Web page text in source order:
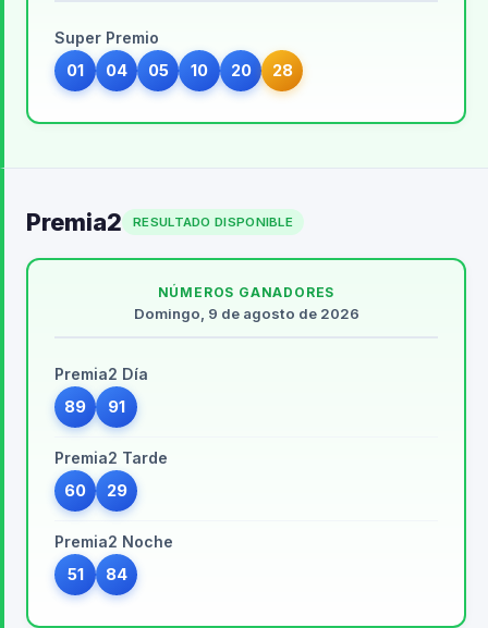
Super Premio
01 04 05 10 20 28
Premia2 RESULTADO DISPONIBLE
NÚMEROS GANADORES
Domingo, 9 de agosto de 2026
Premia2 Día
89 91
Premia2 Tarde
60 29
Premia2 Noche
51 84